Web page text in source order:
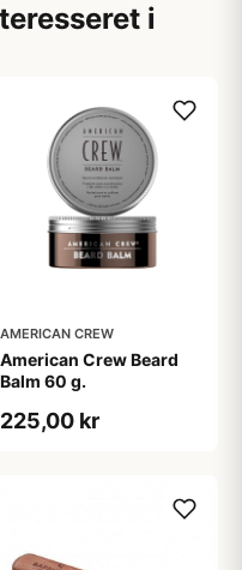
i
AMERICAN CREW
American Crew Beard
Balm 60 g.
225,00 kr